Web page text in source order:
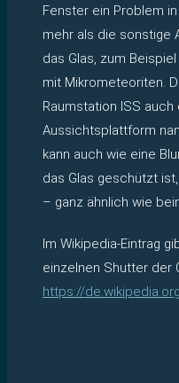
Fenster ein Problem
mehr als die sonstige
das Glas, zum
mit Mikrometeoriten.
Raumstation ISS
Aussichtsplattform
kann auch wie eine
das Glas geschützt
– ganz ähnlich wie
Im Wikipedia-Eintrag
einzelnen Shutter der
https://